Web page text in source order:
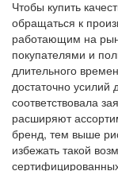
Чтобы купить
обращаться к
работающим на
покупателями и
длительного
достаточно усилий
соответствовала
расширяют
бренд, тем выше
избежать такой